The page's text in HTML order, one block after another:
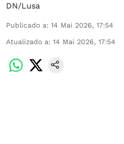
DN/Lusa
Publicado a: 14 Mai 2026, 17:54
Atualizado a: 14 Mai 2026, 17:54